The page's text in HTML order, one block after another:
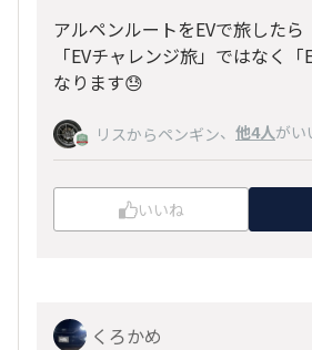
アルペンルートをEVで旅したら
「EVチャレンジ旅」ではなく「
なります😓
リスからペンギン、 他4人がい
いいね
くろかめ